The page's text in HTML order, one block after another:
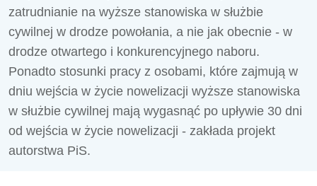
zatrudnianie na wyższe stanowiska w służbie
cywilnej w drodze powołania, a nie jak obecnie - w
drodze otwartego i konkurencyjnego naboru.
Ponadto stosunki pracy z osobami, które zajmują w
dniu wejścia w życie nowelizacji wyższe stanowiska
w służbie cywilnej mają wygasnąć po upływie 30 dni
od wejścia w życie nowelizacji - zakłada projekt
autorstwa PiS.